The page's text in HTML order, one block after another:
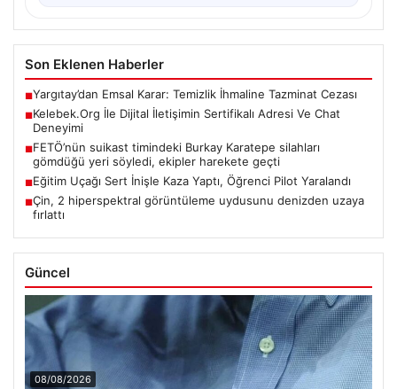
Son Eklenen Haberler
■Yargıtay’dan Emsal Karar: Temizlik İhmaline Tazminat Cezası
■Kelebek.Org İle Dijital İletişimin Sertifikalı Adresi Ve Chat
Deneyimi
■FETÖ’nün suikast timindeki Burkay Karatepe silahları
gömdüğü yeri söyledi, ekipler harekete geçti
■Eğitim Uçağı Sert İnişle Kaza Yaptı, Öğrenci Pilot Yaralandı
■Çin, 2 hiperspektral görüntüleme uydusunu denizden uzaya
fırlattı
Güncel
08/08/2026